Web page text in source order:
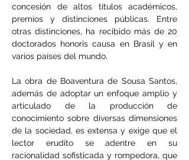
concesión de altos títulos académicos,
premios y distinciones públicas. Entre
otras distinciones, ha recibido más de 20
doctorados honoris causa en Brasil y en
varios países del mundo.
La obra de Boaventura de Sousa Santos,
además de adoptar un enfoque amplio y
articulado de la producción de
conocimiento sobre diversas dimensiones
de la sociedad, es extensa y exige que el
lector erudito se adentre en su
racionalidad sofisticada y rompedora, que